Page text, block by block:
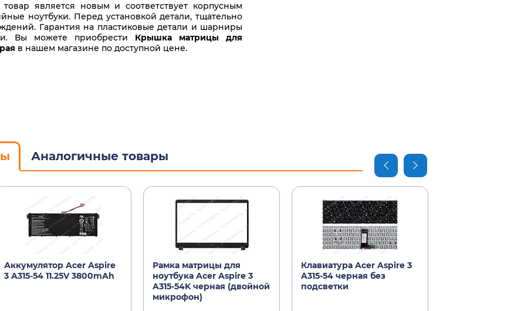
является новым и соответствует корпусным
ноутбуки. Перед установкой детали, тщательно
Гарантия на пластиковые детали и шарниры
Вы можете приобрести Крышка матрицы для
в нашем магазине по доступной цене.
Аналогичные товары
Аккумулятор Acer Aspire
3 A315-54 11.25V 3800mAh
Рамка матрицы для
ноутбука Acer Aspire 3
A315-54K черная (двойной
микрофон)
Клавиатура Acer Aspire 3
A315-54 черная без
подсветки